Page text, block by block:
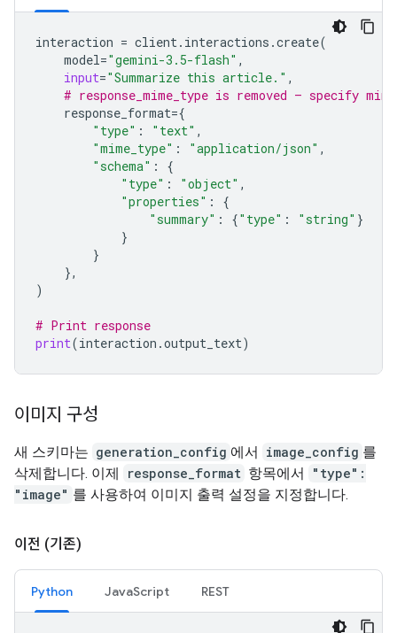
interaction = client. interactions .create(
model="gemini-3.5-flash" ,
input="Summarize this article." ,
# response_mime_type is removed — specify
response_format={
"type" : "text" ,
"mime_type" : "application/json" ,
"schema" :
{
"type" : "object" ,
"properties" :
{
"summary" : {"type" : "string" }
}
}
},
)
# Print response
print(interaction .output_text)
이미지 구성
새 스키마는 generation_config 에서 image_config 를
삭제합니다. 이제
response_format 항목에서
"type":
"image" 를 사용하여 이미지 출력 설정을 지정합니다.
이전 (기존)
Python JavaScript REST